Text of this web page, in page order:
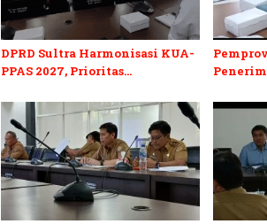
DPRD Sultra Harmonisasi KUA-
PPAS 2027, Prioritas
Pelunasan Utang Infrastruktur